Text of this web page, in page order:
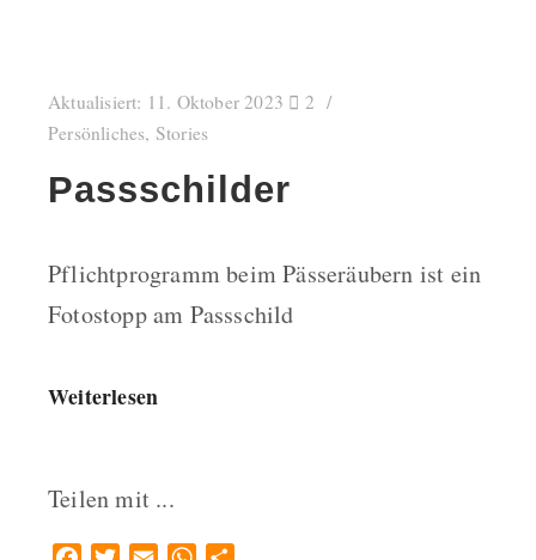
Aktualisiert: 11. Oktober 2023
2
Persönliches, Stories
Passschilder
Pflichtprogramm beim Pässeräubern ist ein
Fotostopp am Passschild
Weiterlesen
Teilen mit ...